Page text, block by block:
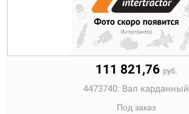
111 821,76 руб.
4473740: Вал карданный
Под заказ